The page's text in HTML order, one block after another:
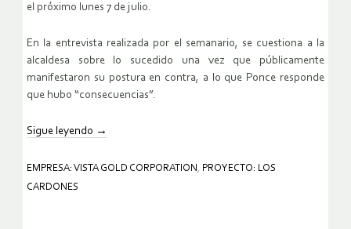
el próximo lunes 7 de julio.
En la entrevista realizada por el semanario, se cuestiona a la
alcaldesa sobre lo sucedido una vez que públicamente
manifestaron su postura en contra, a lo que Ponce responde
que hubo “consecuencias”.
Sigue leyendo →
EMPRESA: VISTA GOLD CORPORATION , PROYECTO: LOS
CARDONES